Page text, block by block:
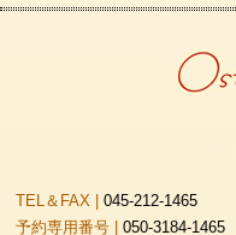
TEL＆FAX |
045-212-1465
予約専用番号 |
050-3184-1465